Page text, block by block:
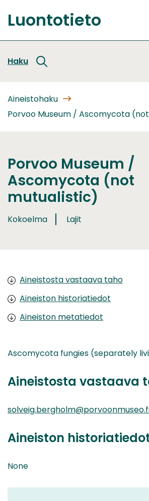
sisältöön
Etusivu
Luontotieto
Haku
Aineistohaku
Porvoo Museum / Ascomycota
Porvoo Museum /
Ascomycota (not
mutualistic)
Kokoelma Lajit
Aineistosta vastaava taho
Aineiston historiatiedot
Aineiston metatiedot
Ascomycota fungies (separately
Aineistosta vastaava
Aineiston
None